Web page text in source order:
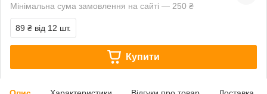
Мінімальна сума замовлення на сайті — 250 ₴
89 ₴ від 12 шт.
Купити